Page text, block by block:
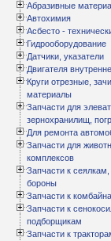
Абразивные
Автохимия
Асбесто -
Гидрооборудование
Датчики, указатели
Двигателя
Круги отрезные,
материалы
Запчасти для
зернохранилищ,
Для ремонта
Запчасти для
комплексов
Запчасти к
бороны
Запчасти к
Запчасти к
подборщикам
Запчасти к